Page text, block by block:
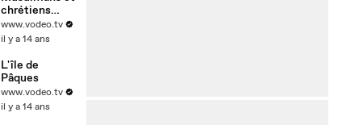
chrétiens
d'Egypte
www.vodeo.tv
il y a 14 ans
L'île de
Pâques
www.vodeo.tv
il y a 14 ans